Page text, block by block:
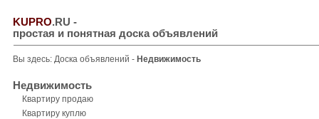
KUPRO.RU -
простая и понятная доска объявлений
Вы здесь: Доска объявлений - Недвижимость
Недвижимость
Квартиру продаю
Квартиру куплю